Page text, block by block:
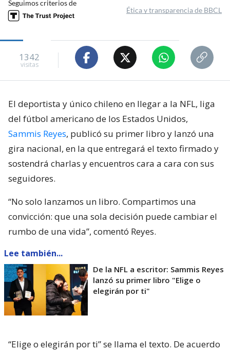
Seguimos criterios de
Ética y transparencia de BBCL
1342
visitas
El deportista y único chileno en llegar a la NFL, liga
del fútbol americano de los Estados Unidos,
Sammis Reyes, publicó su primer libro y lanzó una
gira nacional, en la que entregará el texto firmado y
sostendrá charlas y encuentros cara a cara con sus
seguidores.
“No solo lanzamos un libro. Compartimos una
convicción: que una sola decisión puede cambiar el
rumbo de una vida”, comentó Reyes.
Lee también...
De la NFL a escritor: Sammis Reyes
lanzó su primer libro "Elige o
elegirán por ti"
“Elige o elegirán por ti” se llama el texto. De acuerdo